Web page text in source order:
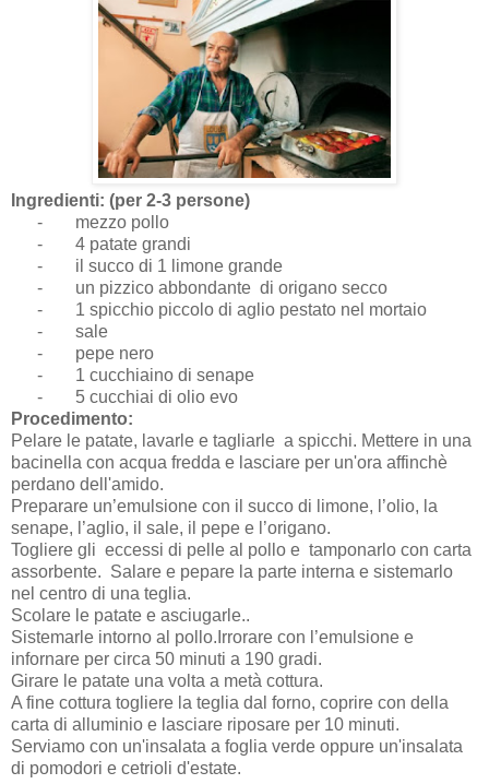
Ingredienti: (per 2-3 persone)
-
mezzo pollo
-
4 patate grandi
-
il succo di 1 limone grande
-
un pizzico abbondante di origano secco
-
1 spicchio piccolo di aglio pestato nel mortaio
-
sale
-
pepe nero
-
1 cucchiaino di senape
-
5 cucchiai di olio evo
Procedimento:
Pelare le patate, lavarle e tagliarle a spicchi. Mettere in una
bacinella con acqua fredda e lasciare per un'ora affinchè
perdano dell'amido.
Preparare un’emulsione con il succo di limone, l’olio, la
senape, l’aglio, il sale, il pepe e l’origano.
Togliere gli eccessi di pelle al pollo e tamponarlo con carta
assorbente. Salare e pepare la parte interna e sistemarlo
nel centro di una teglia.
Scolare le patate e asciugarle..
Sistemarle intorno al pollo.Irrorare con l’emulsione e
infornare per circa 50 minuti a 190 gradi.
Girare le patate una volta a metà cottura.
A fine cottura togliere la teglia dal forno, coprire con della
carta di alluminio e lasciare riposare per 10 minuti.
Serviamo con un'insalata a foglia verde oppure un'insalata
di pomodori e cetrioli d'estate.